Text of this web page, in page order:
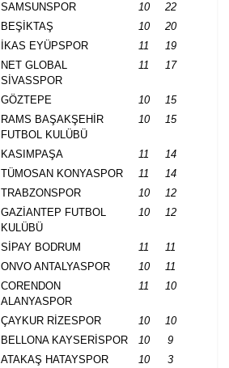
SAMSUNSPOR 10
22
BEŞİKTAŞ 10
20
İKAS EYÜPSPOR 11
19
NET GLOBAL
SİVASSPOR
11 17
GÖZTEPE 10
15
RAMS BAŞAKŞEHİR
FUTBOL KULÜBÜ
10 15
KASIMPAŞA 11
14
TÜMOSAN KONYASPOR 11
14
TRABZONSPOR 10
12
GAZİANTEP FUTBOL
KULÜBÜ
10 12
SİPAY BODRUM 11
11
ONVO ANTALYASPOR 10
11
CORENDON
ALANYASPOR
11 10
ÇAYKUR RİZESPOR 10
10
BELLONA KAYSERİSPOR 10
9
ATAKAŞ HATAYSPOR 10
3